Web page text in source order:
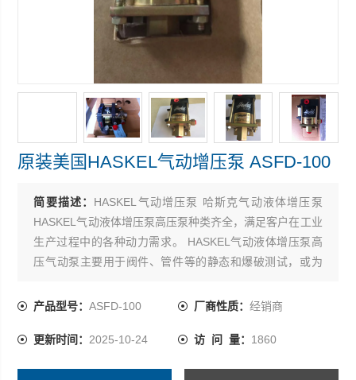
原装美国HASKEL气动增压泵 ASFD-100
简要描述： HASKEL气动增压泵 哈斯克气动液体增压泵
HASKEL气动液体增压泵高压泵种类齐全，满足客户在工业
生产过程中的各种动力需求。 HASKEL气动液体增压泵高
压气动泵主要用于阀件、管件等的静态和爆破测试，或为
增压泵 ASFD-100
产品型号：ASFD-100 厂商性质： 经销商
更新时间： 2025-10-24 访 问 量： 1860